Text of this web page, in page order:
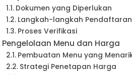
Dokumen yang Diperlukan
Langkah-langkah Pendaftaran
Proses Verifikasi
Pengelolaan Menu dan Harga
Pembuatan Menu yang
Strategi Penetapan Harga